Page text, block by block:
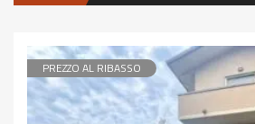
PREZZO AL RIBASSO